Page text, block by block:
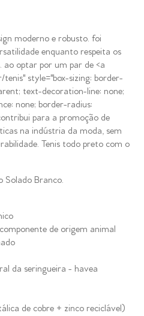
moderno e robusto. foi
enquanto respeita os
ao optar por um par de <a
style="box-sizing: border-
text-decoration-line: none;
none; border-radius:
para a promoção de
na indústria da moda, sem
Tenis todo preto com o
Solado Branco.
de origem animal
da seringueira - havea
de cobre + zinco reciclável)